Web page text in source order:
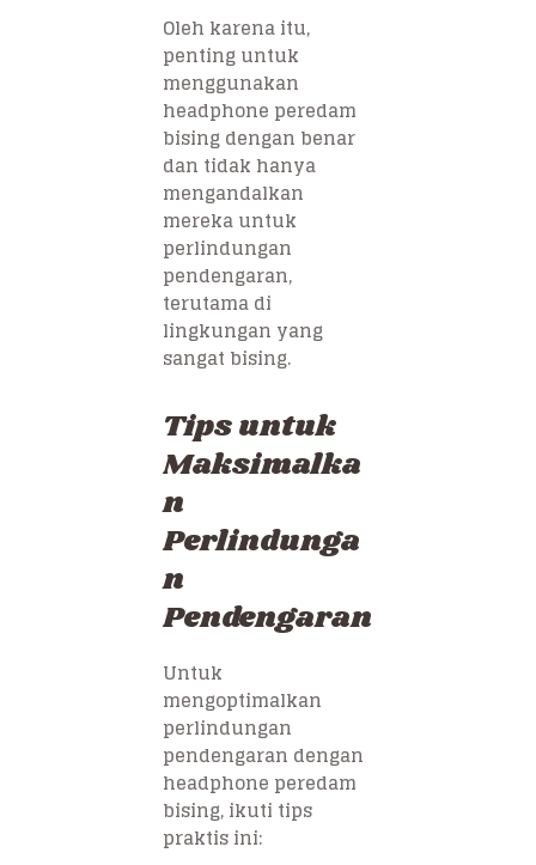
Oleh karena itu,
penting untuk
menggunakan
headphone peredam
bising dengan benar
dan tidak hanya
mengandalkan
mereka untuk
perlindungan
pendengaran,
terutama di
lingkungan yang
sangat bising.
Tips untuk
Maksimalka
n
Perlindunga
n
Pendengaran
Untuk
mengoptimalkan
perlindungan
pendengaran dengan
headphone peredam
bising, ikuti tips
praktis ini: